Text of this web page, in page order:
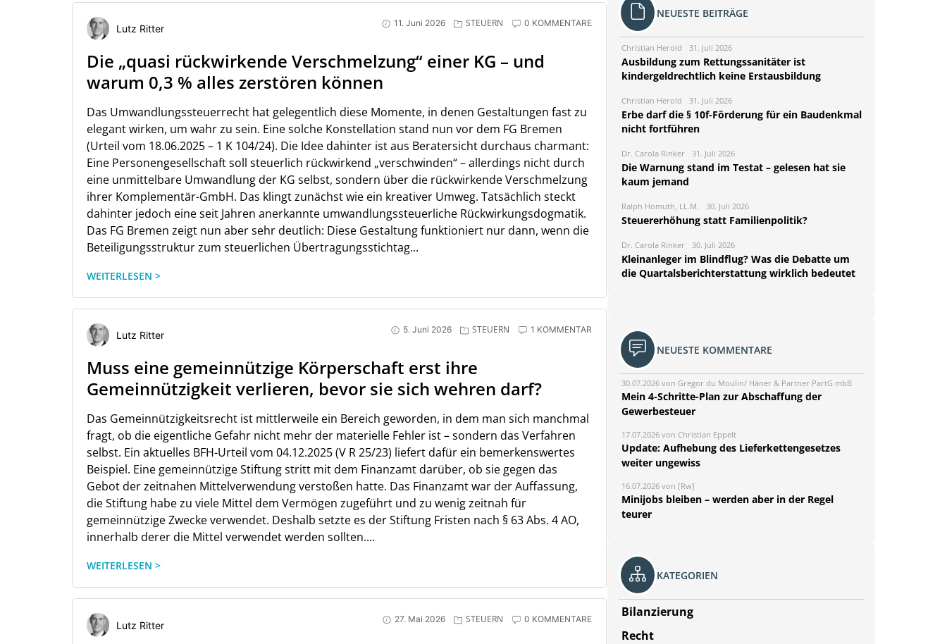
Lutz Ritter 0 KOMMENTARE
STEUERN
11. Juni 2026
Die „quasi rückwirkende Verschmelzung“ einer KG – und
warum 0,3 % alles zerstören können
Das Umwandlungssteuerrecht hat gelegentlich diese Momente, in denen Gestaltungen fast zu
elegant wirken, um wahr zu sein. Eine solche Konstellation stand nun vor dem FG Bremen
(Urteil vom 18.06.2025 – 1 K 104/24). Die Idee dahinter ist aus Beratersicht durchaus charmant:
Eine Personengesellschaft soll steuerlich rückwirkend „verschwinden“ – allerdings nicht durch
eine unmittelbare Umwandlung der KG selbst, sondern über die rückwirkende Verschmelzung
ihrer Komplementär-GmbH. Das klingt zunächst wie ein kreativer Umweg. Tatsächlich steckt
dahinter jedoch eine seit Jahren anerkannte umwandlungssteuerliche Rückwirkungsdogmatik.
Das FG Bremen zeigt nun aber sehr deutlich: Diese Gestaltung funktioniert nur dann, wenn die
Beteiligungsstruktur zum steuerlichen Übertragungsstichtag...
WEITERLESEN >
Lutz Ritter 1 KOMMENTAR
STEUERN
5. Juni 2026
Muss eine gemeinnützige Körperschaft erst ihre
Gemeinnützigkeit verlieren, bevor sie sich wehren darf?
Das Gemeinnützigkeitsrecht ist mittlerweile ein Bereich geworden, in dem man sich manchmal
fragt, ob die eigentliche Gefahr nicht mehr der materielle Fehler ist – sondern das Verfahren
selbst. Ein aktuelles BFH-Urteil vom 04.12.2025 (V R 25/23) liefert dafür ein bemerkenswertes
Beispiel. Eine gemeinnützige Stiftung stritt mit dem Finanzamt darüber, ob sie gegen das
Gebot der zeitnahen Mittelverwendung verstoßen hatte. Das Finanzamt war der Auffassung,
die Stiftung habe zu viele Mittel dem Vermögen zugeführt und zu wenig zeitnah für
gemeinnützige Zwecke verwendet. Deshalb setzte es der Stiftung Fristen nach § 63 Abs. 4 AO,
innerhalb derer die Mittel verwendet werden sollten....
WEITERLESEN >
Lutz Ritter 0 KOMMENTARE
STEUERN
27. Mai 2026
NEUESTE BEITRÄGE
Christian Herold 31. Juli 2026
Ausbildung zum Rettungssanitäter ist
kindergeldrechtlich keine Erstausbildung
Christian Herold 31. Juli 2026
Erbe darf die § 10f-Förderung für ein Baudenkmal
nicht fortführen
Dr. Carola Rinker 31. Juli 2026
Die Warnung stand im Testat – gelesen hat sie
kaum jemand
Ralph Homuth, LL.M. 30. Juli 2026
Steuererhöhung statt Familienpolitik?
Dr. Carola Rinker 30. Juli 2026
Kleinanleger im Blindflug? Was die Debatte um
die Quartalsberichterstattung wirklich bedeutet
NEUESTE KOMMENTARE
30.07.2026 von Gregor du Moulin/ Häner & Partner PartG mbB
Mein 4-Schritte-Plan zur Abschaffung der
Gewerbesteuer
17.07.2026 von Christian Eppelt
Update: Aufhebung des Lieferkettengesetzes
weiter ungewiss
16.07.2026 von [Rw]
Minijobs bleiben – werden aber in der Regel
teurer
KATEGORIEN
Bilanzierung
Recht